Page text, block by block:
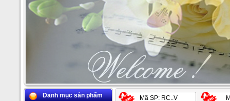
Danh mục sản phẩm Mã SP: RC..V